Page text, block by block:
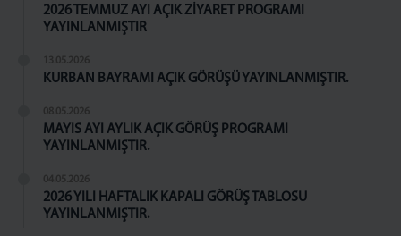
GİRİŞ BAĞLANTILARI
Portal Giriş
İntranet Giriş
Uyap Giriş
Medsis Giriş
CTİK Giriş
Uyap E-Posta Giriş
İLETİŞİM
2026 TEMMUZ AYI AÇIK ZİYARET PROGRAMI
YAYINLANMIŞTIR
13.05.2026
KURBAN BAYRAMI AÇIK GÖRÜŞÜ YAYINLANMIŞTIR.
08.05.2026
MAYIS AYI AYLIK AÇIK GÖRÜŞ PROGRAMI
YAYINLANMIŞTIR.
04.05.2026
2026 YILI HAFTALIK KAPALI GÖRÜŞ TABLOSU
YAYINLANMIŞTIR.